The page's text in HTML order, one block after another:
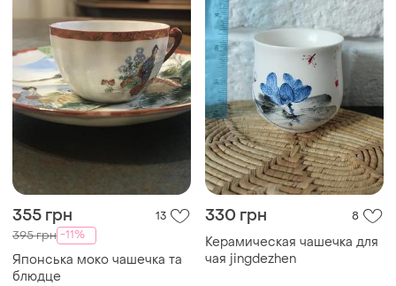
355 грн 13
395 грн -11%
Японська моко чашечка та
блюдце
330 грн 8
Керамическая чашечка для
чая jingdezhen